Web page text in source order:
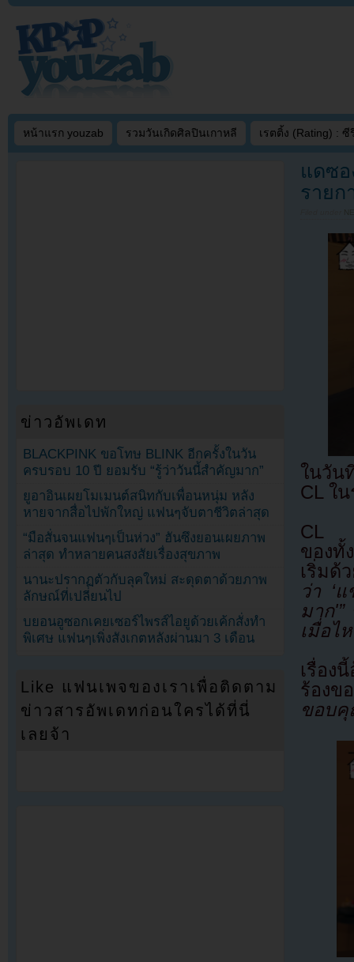
หน้าแรก youzab รวมวันเกิดศิลปินเกาหลี เรตติ้ง (Rating) : ซี
แดซอ
รายก
ในวัน
CL ใ
CL เ
ของทั้
เริ่มด้
ว่า ‘
มาก'”
เมื่อไ
เรื่อง
ร้องข
ขอบ
ข่าวอัพเดท
BLACKPINK ขอโทษ BLINK อีกครั้งในวัน
ครบรอบ 10 ปี ยอมรับ “รู้ว่าวันนี้สำคัญมาก”
ยูอาอินเผยโมเมนต์สนิทกับเพื่อนหนุ่ม หลัง
หายจากสื่อไปพักใหญ่ แฟนๆจับตาชีวิตล่าสุด
“มือสั่นจนแฟนๆเป็นห่วง” ฮันซึงยอนเผยภาพ
ล่าสุด ทำหลายคนสงสัยเรื่องสุขภาพ
นานะปรากฏตัวกับลุคใหม่ สะดุดตาด้วยภาพ
ลักษณ์ที่เปลี่ยนไป
บยอนอูซอกเคยเซอร์ไพรส์ไอยูด้วยเค้กสั่งทำ
พิเศษ แฟนๆเพิ่งสังเกตหลังผ่านมา 3 เดือน
Like แฟนเพจของเราเพื่อติดตาม
ข่าวสารอัพเดทก่อนใครได้ที่นี่
เลยจ้า